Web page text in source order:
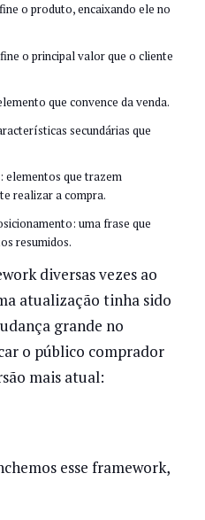
o produto, encaixando ele no
o principal valor que o cliente
que convence da venda.
secundárias que
elementos que trazem
realizar a compra.
uma frase que
resumidos.
diversas vezes ao
atualização tinha sido
grande no
o público comprador
mais atual:
esse framework,